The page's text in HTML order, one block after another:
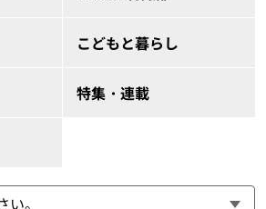
こどもと暮らし
特集・連載